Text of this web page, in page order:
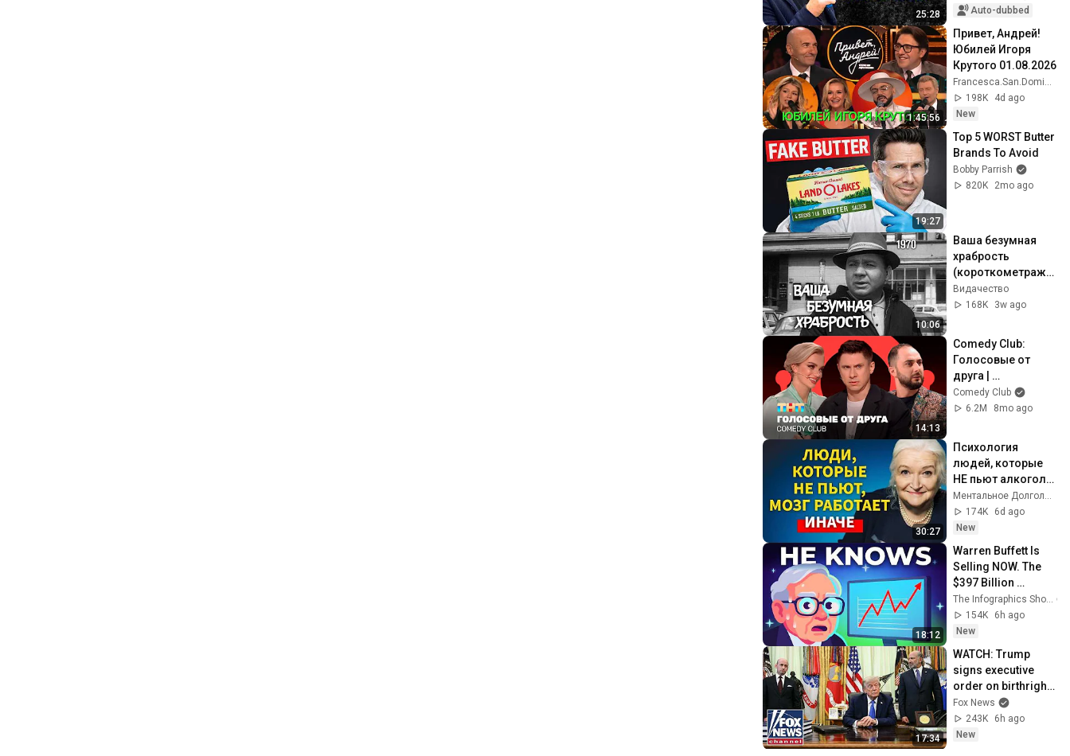
25:28
Auto-dubbed
1:45:56
Привет, Андрей!
Юбилей Игоря
Крутого 01.08.2026
Francesca.San.Domingo
198K
4d ago
New
19:27
Top 5 WORST Butter
Brands To Avoid
Bobby Parrish
820K
2mo ago
10:06
Ваша безумная
храбрость
(короткометражн
ый фильм, 1970)
Видачество
168K
3w ago
14:13
Comedy Club:
Голосовые от
друга |
Батрутдинов,
Карибидис, Шкуро
Comedy Club
6.2M
8mo ago
30:27
Психология
людей, которые
НЕ пьют алкоголь
(согласно
нейронауке) |
Татьяна
Ментальное Долголетие and 2 more
174K
6d ago
New
18:12
Warren Buffett Is
Selling NOW. The
$397 Billion
COLLAPSE.
154K
6h ago
New
17:34
WATCH: Trump
signs executive
order on birthright
citizenship
Fox News
243K
6h ago
New